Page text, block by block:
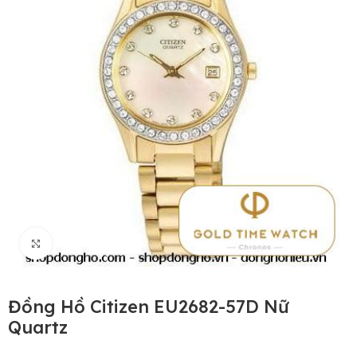
Đồng Hồ Citizen EU2682-57D Nữ
Quartz